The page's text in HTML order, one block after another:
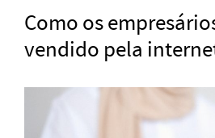
Como os
vendido pela